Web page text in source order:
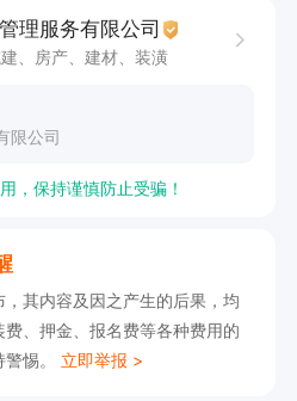
理服务有限公司
、房产、建材、装潢
限公司
，保持谨慎防止受骗！
其内容及因之产生的后果，均
、押金、报名费等各种费用的
惕。 立即举报 >